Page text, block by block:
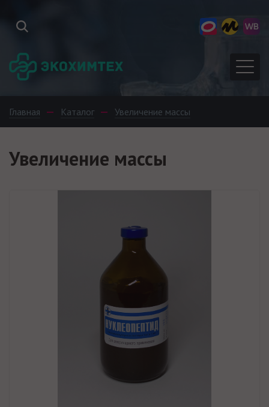
Главная Каталог Увеличение массы
Увеличение массы